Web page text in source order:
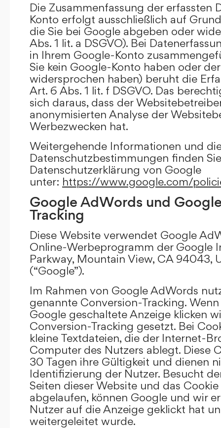
Die Zusammenfassung der erfassten
Konto erfolgt ausschließlich auf
die Sie bei Google abgeben oder
Abs. 1 lit. a DSGVO). Bei
in Ihrem Google-Konto
Sie kein Google-Konto haben oder
widersprochen haben) beruht die
Art. 6 Abs. 1 lit. f DSGVO. Das
sich daraus, dass der
anonymisierten Analyse der
Werbezwecken hat.
Weitergehende Informationen und
Datenschutzbestimmungen finden
Datenschutzerklärung von Google
unter: https://www.google.com/
Google AdWords und
Tracking
Diese Website verwendet Google
Online-Werbeprogramm der Google
Parkway, Mountain View, CA 94043,
(“Google”).
Im Rahmen von Google AdWords
genannte Conversion-Tracking.
Google geschaltete Anzeige klicken
Conversion-Tracking gesetzt. Bei
kleine Textdateien, die der Internet-
Computer des Nutzers ablegt. Diese
30 Tagen ihre Gültigkeit und dienen
Identifizierung der Nutzer. Besucht
Seiten dieser Website und das
abgelaufen, können Google und wir
Nutzer auf die Anzeige geklickt hat
weitergeleitet wurde.